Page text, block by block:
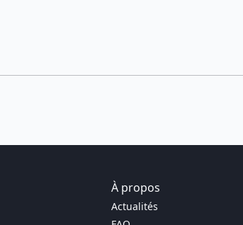
À propos
Actualités